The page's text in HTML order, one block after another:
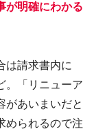
が明確にわかる
は請求書内に
。「リニューア
があいまいだと
められるので注